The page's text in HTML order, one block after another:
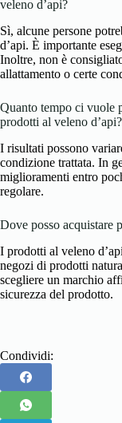
veleno d’api?
Sì, alcune persone
d’api. È importante
Inoltre, non è
allattamento o certe
Quanto tempo ci vuole
prodotti al veleno d’api?
I risultati possono
condizione trattata. In
miglioramenti entro
regolare.
Dove posso acquistare
I prodotti al veleno
negozi di prodotti
scegliere un marchio
sicurezza del prodotto.
Condividi: